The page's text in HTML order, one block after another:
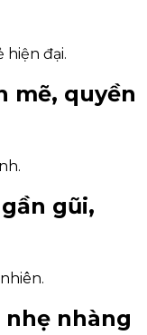
hiện đại.
mẽ, quyền
gũi,
nhẹ nhàng